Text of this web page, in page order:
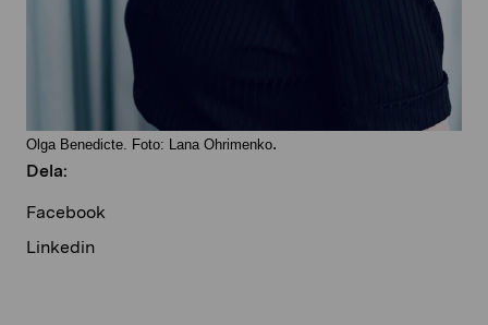
Dela:
Facebook
Linkedin
Olga Benedicte. Foto: Lana Ohrimenko.